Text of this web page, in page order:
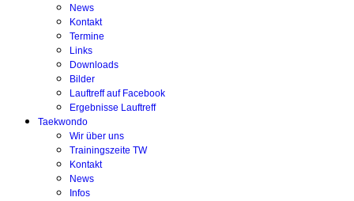
News
Kontakt
Termine
Links
Downloads
Bilder
Lauftreff auf Facebook
Ergebnisse Lauftreff
Taekwondo
Wir über uns
Trainingszeite TW
Kontakt
News
Infos